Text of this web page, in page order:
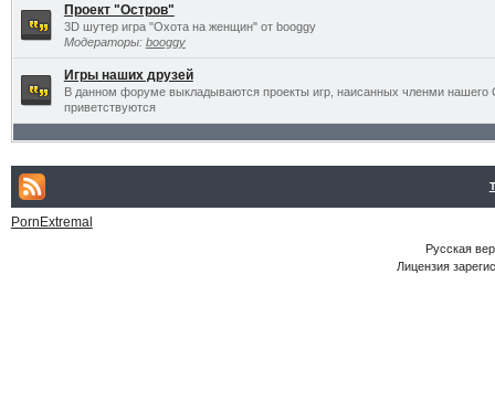
Проект "Остров"
3D шутер игра "Охота на женщин" от booggy
Модераторы: booggy
Игры наших друзей
В данном форуме выкладываются проекты игр, наисанных членми
приветствуются
PornExtremal
Русская
Лицензия